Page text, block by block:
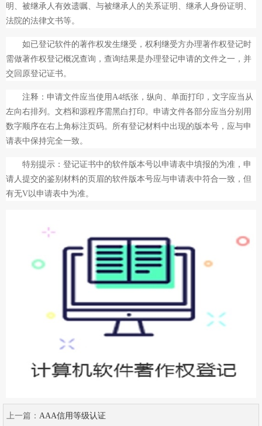
明、被继承人有效遗嘱、与被继承人的关系证明、继承人身份证明、
法院的法律文书等。
如已登记软件的著作权发生继受，权利继受方办理著作权登记时
需做著作权登记概况查询，查询结果是办理登记申请的文件之一，并
交回原登记证书。
注释：申请文件应当使用A4纸张，纵向、单面打印，文字应当从
左向右排列。文档和源程序需黑白打印。申请文件各部分应当分别用
数字顺序在右上角标注页码。所有登记材料中出现的版本号，应与申
请表中保持完全一致。
特别提示：登记证书中的软件版本号以申请表中填报的为准，申
请人提交的鉴别材料的页眉的软件版本号应与申请表中符合一致，但
有无V以申请表中为准。
上一篇： AAA信用等级认证